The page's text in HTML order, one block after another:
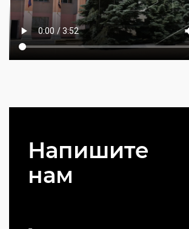
Напишите
нам